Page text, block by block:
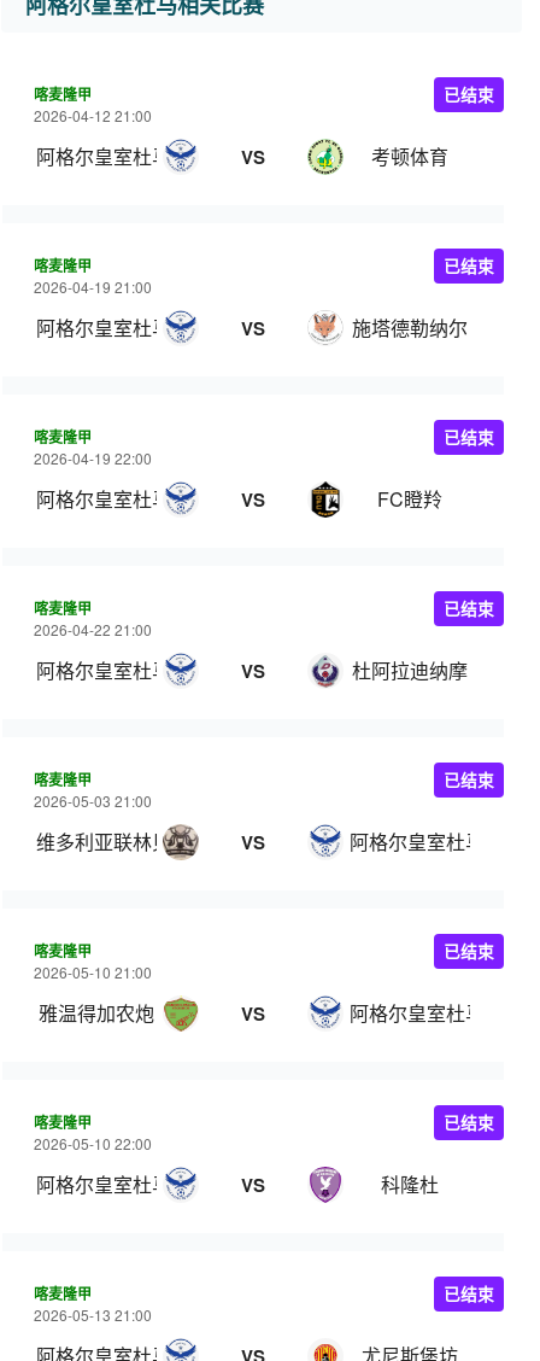
喀麦隆甲
2026-04-12 21:00
阿格尔皇室杜马 VS 考顿体育
已结束
喀麦隆甲
2026-04-19 21:00
阿格尔皇室杜马 VS 施塔德勒纳尔
已结束
喀麦隆甲
2026-04-19 22:00
阿格尔皇室杜马 VS FC瞪羚
已结束
喀麦隆甲
2026-04-22 21:00
阿格尔皇室杜马 VS 杜阿拉迪纳摩
已结束
喀麦隆甲
2026-05-03 21:00
维多利亚联林贝 VS 阿格尔皇室杜马
已结束
喀麦隆甲
2026-05-10 21:00
雅温得加农炮 VS 阿格尔皇室杜马
已结束
喀麦隆甲
2026-05-10 22:00
阿格尔皇室杜马 VS 科隆杜
已结束
喀麦隆甲
2026-05-13 21:00
已结束